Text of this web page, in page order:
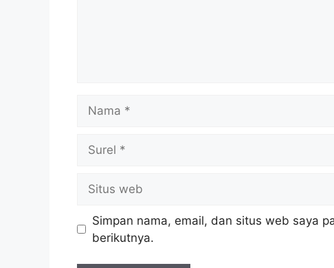
web
Simpan nama, email, dan situs web saya
berikutnya.